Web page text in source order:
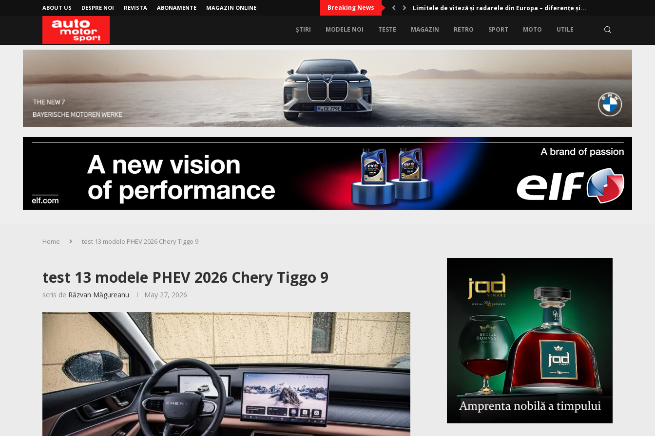
ABOUT US DESPRE NOI REVISTA ABONAMENTE MAGAZIN ONLINE Breaking News Limitele de viteză și radarele din Europa – diferențe și...
ȘTIRI MODELE NOI TESTE MAGAZIN RETRO SPORT MOTO UTILE
Home test 13 modele PHEV 2026 Chery Tiggo 9
test 13 modele PHEV 2026 Chery Tiggo 9
scris de Răzvan Măgureanu May 27, 2026